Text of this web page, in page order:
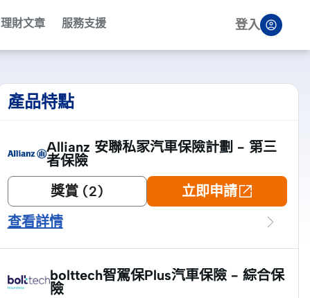
理財文章 服務支援 登入
產品特點
Allianz 安聯私家汽車保險計劃 - 第三
者保險
獎賞 (2)
立即申請
查看詳情

bolttech智駕保Plus汽車保險 - 綜合保
險